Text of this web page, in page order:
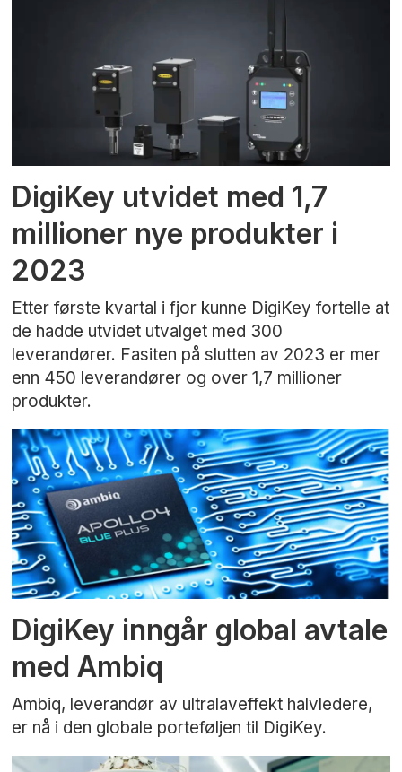
DigiKey utvidet med 1,7
millioner nye produkter i
2023
Etter første kvartal i fjor kunne DigiKey fortelle at
de hadde utvidet utvalget med 300
leverandører. Fasiten på slutten av 2023 er mer
enn 450 leverandører og over 1,7 millioner
produkter.
DigiKey inngår global avtale
med Ambiq
Ambiq, leverandør av ultralaveffekt halvledere,
er nå i den globale porteføljen til DigiKey.